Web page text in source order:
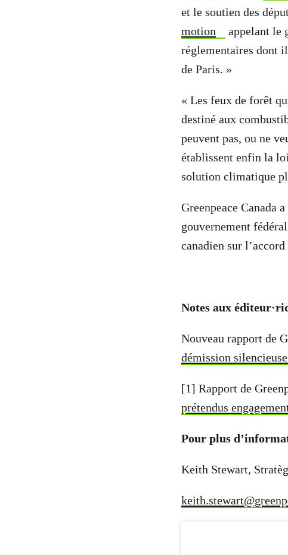
et le soutien des
motion
appelant le
réglementaires dont
de Paris. »
« Les feux de forêt
destiné aux
peuvent pas, ou ne
établissent enfin la
solution climatique
Greenpeace Canada
gouvernement
canadien sur
Notes aux
Nouveau rapport de
démission
[1] Rapport de
prétendus
Pour plus
Keith Stewart,